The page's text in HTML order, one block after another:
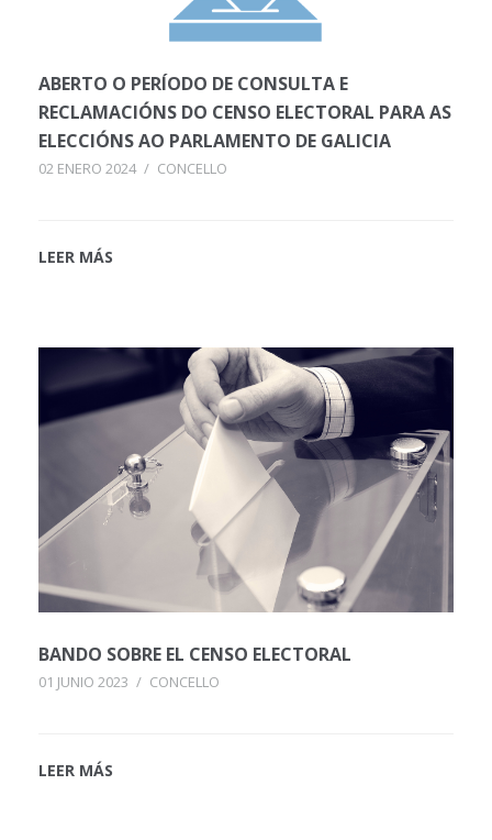
ABERTO O PERÍODO DE CONSULTA E
RECLAMACIÓNS DO CENSO ELECTORAL PARA AS
ELECCIÓNS AO PARLAMENTO DE GALICIA
02 ENERO 2024 / CONCELLO
LEER MÁS
BANDO SOBRE EL CENSO ELECTORAL
01 JUNIO 2023 / CONCELLO
LEER MÁS